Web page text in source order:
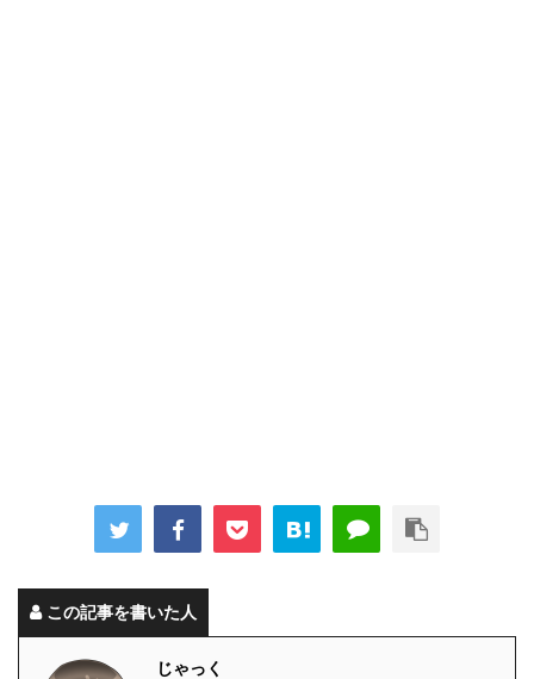
この記事を書いた人
じゃっく